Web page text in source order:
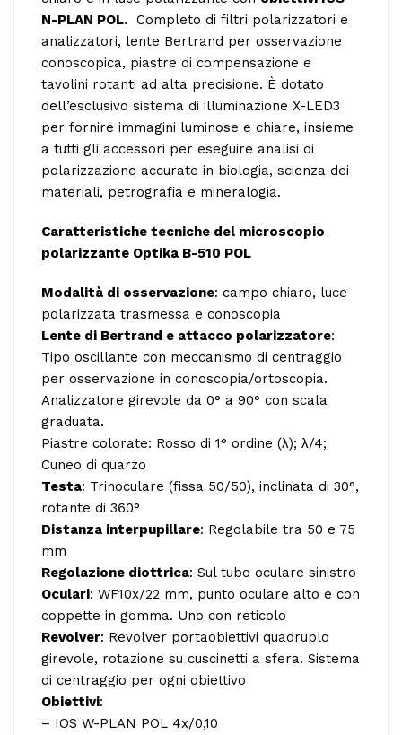
N-PLAN POL. Completo di filtri polarizzatori e
analizzatori, lente Bertrand per osservazione
conoscopica, piastre di compensazione e
tavolini rotanti ad alta precisione. È dotato
dell’esclusivo sistema di illuminazione X-LED3
per fornire immagini luminose e chiare, insieme
a tutti gli accessori per eseguire analisi di
polarizzazione accurate in biologia, scienza dei
materiali, petrografia e mineralogia.
Caratteristiche tecniche del microscopio
polarizzante Optika B-510 POL
Modalità di osservazione: campo chiaro, luce
polarizzata trasmessa e conoscopia
Lente di Bertrand e attacco polarizzatore:
Tipo oscillante con meccanismo di centraggio
per osservazione in conoscopia/ortoscopia.
Analizzatore girevole da 0° a 90° con scala
graduata.
Piastre colorate: Rosso di 1° ordine (λ); λ/4;
Cuneo di quarzo
Testa: Trinoculare (fissa 50/50), inclinata di 30°,
rotante di 360°
Distanza interpupillare: Regolabile tra 50 e 75
mm
Regolazione diottrica: Sul tubo oculare sinistro
Oculari: WF10x/22 mm, punto oculare alto e con
coppette in gomma. Uno con reticolo
Revolver: Revolver portaobiettivi quadruplo
girevole, rotazione su cuscinetti a sfera. Sistema
di centraggio per ogni obiettivo
Obiettivi:
– IOS W-PLAN POL 4x/0,10